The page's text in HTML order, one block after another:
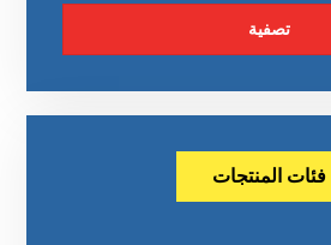
تصفية
فئات المنتجات